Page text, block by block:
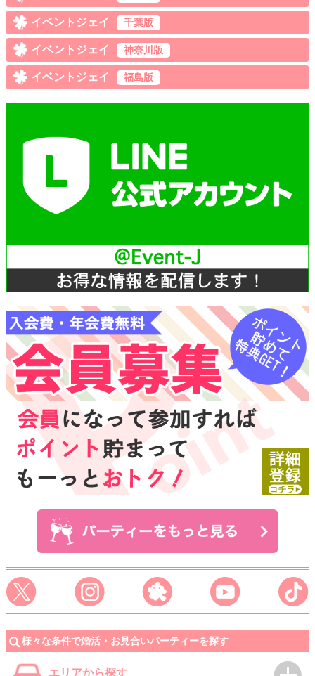
イベントジェイ 千葉版
イベントジェイ 神奈川版
イベントジェイ 福島版
様々な条件で婚活・お見合いパーティーを探す
エリアから探す